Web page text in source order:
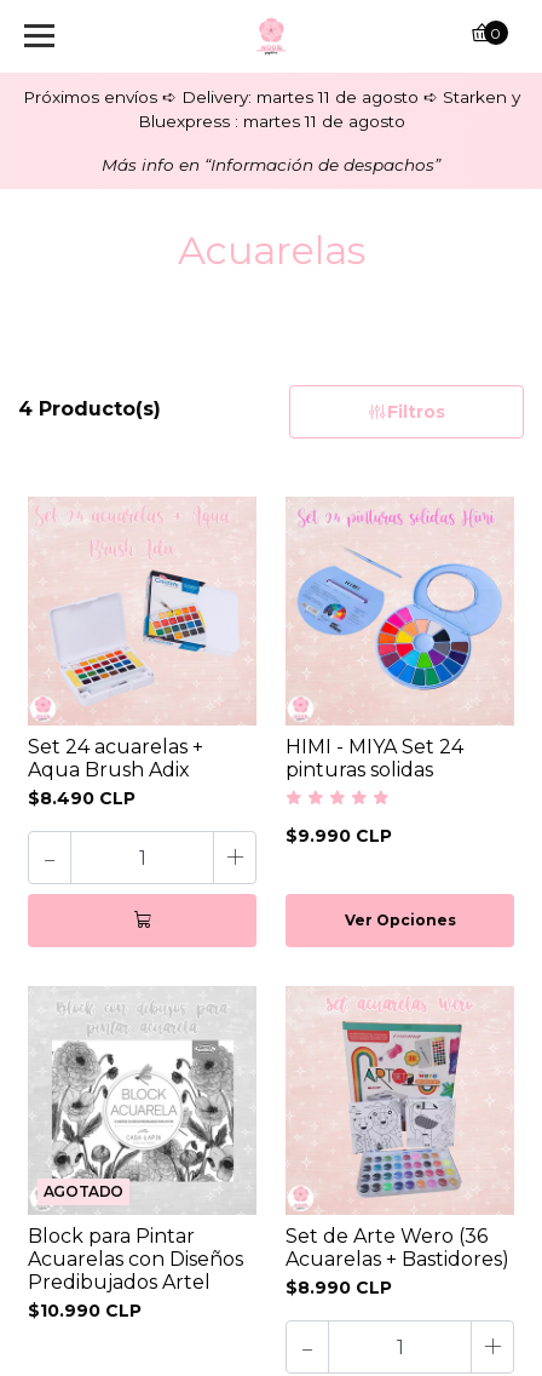
Próximos envíos ➪ Delivery: martes 11 de agosto ➪ Starken y
Bluexpress : martes 11 de agosto
Más info en “Información de despachos”
0
Acuarelas
4 Producto(s) Filtros
Set 24 acuarelas +
Aqua Brush Adix
$8.490 CLP
- +
HIMI - MIYA Set 24
pinturas solidas
$9.990 CLP
Ver Opciones
AGOTADO
Block para Pintar
Acuarelas con Diseños
Predibujados Artel
$10.990 CLP
Set de Arte Wero (36
Acuarelas + Bastidores)
$8.990 CLP
- +